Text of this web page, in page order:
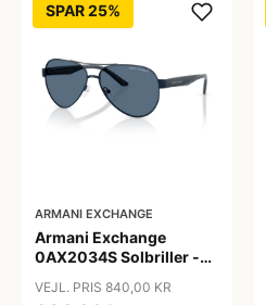
SPAR 25%
ARMANI EXCHANGE
Armani Exchange
0AX2034S Solbriller -
VEJL. PRIS 840,00 KR